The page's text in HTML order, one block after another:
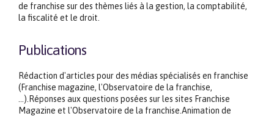
de franchise sur des thèmes liés à la gestion, la comptabilité,
la fiscalité et le droit.
Publications
Rédaction d'articles pour des médias spécialisés en franchise
(Franchise magazine, l'Observatoire de la franchise,
...).Réponses aux questions posées sur les sites Franchise
Magazine et l'Observatoire de la franchise.Animation de